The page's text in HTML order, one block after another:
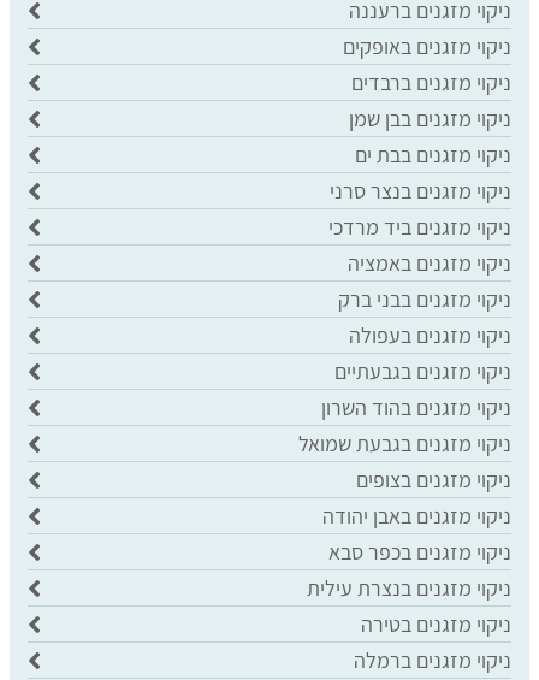
ניקוי מזגנים ברעננה
ניקוי מזגנים באופקים
ניקוי מזגנים ברבדים
ניקוי מזגנים בבן שמן
ניקוי מזגנים בבת ים
ניקוי מזגנים בנצר סרני
ניקוי מזגנים ביד מרדכי
ניקוי מזגנים באמציה
ניקוי מזגנים בבני ברק
ניקוי מזגנים בעפולה
ניקוי מזגנים בגבעתיים
ניקוי מזגנים בהוד השרון
ניקוי מזגנים בגבעת שמואל
ניקוי מזגנים בצופים
ניקוי מזגנים באבן יהודה
ניקוי מזגנים בכפר סבא
ניקוי מזגנים בנצרת עילית
ניקוי מזגנים בטירה
ניקוי מזגנים ברמלה